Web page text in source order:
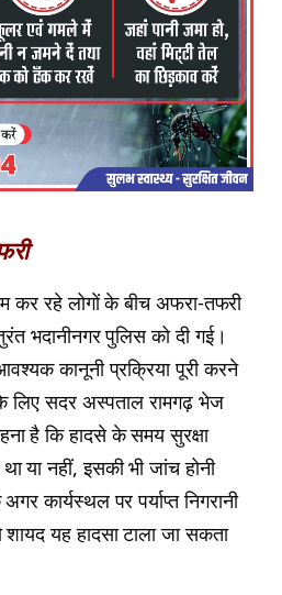
कर रहे लोगों के बीच अफरा-तफरी
भदानीनगर पुलिस को दी गई।
कानूनी प्रक्रिया पूरी करने
लिए सदर अस्पताल रामगढ़ भेज
है कि हादसे के समय सुरक्षा
या नहीं, इसकी भी जांच होनी
कार्यस्थल पर पर्याप्त निगरानी
शायद यह हादसा टाला जा सकता